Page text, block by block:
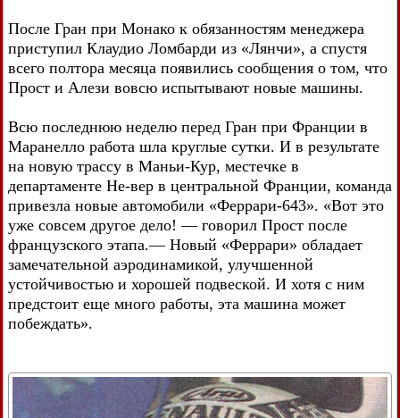
После Гран при Монако к обязанностям менеджера
приступил Клаудио Ломбарди из «Лянчи», а спустя
всего полтора месяца появились сообщения о том, что
Прост и Алези вовсю испытывают новые машины.
Всю последнюю неделю перед Гран при Франции в
Маранелло работа шла круглые сутки. И в результате
на новую трассу в Маньи-Кур, местечке в
департаменте Не-вер в центральной Франции, команда
привезла новые автомобили «Феррари-643». «Вот это
уже совсем другое дело! — говорил Прост после
французского этапа.— Новый «Феррари» обладает
замечательной аэродинамикой, улучшенной
устойчивостью и хорошей подвеской. И хотя с ним
предстоит еще много работы, эта машина может
побеждать».